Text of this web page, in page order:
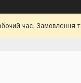
час.